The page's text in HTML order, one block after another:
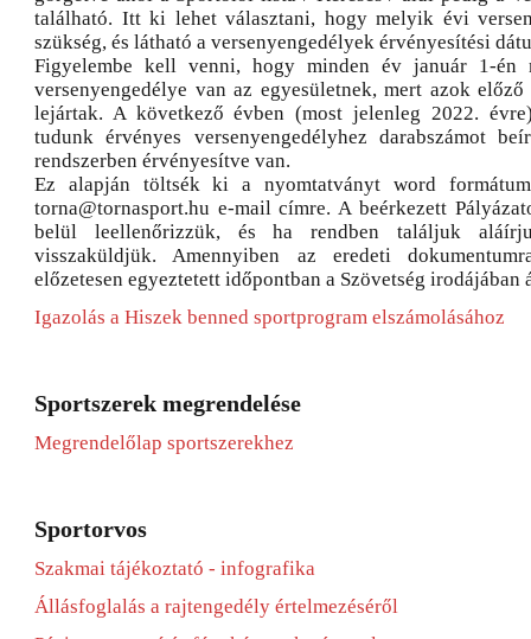
található. Itt ki lehet választani, hogy melyik évi
szükség, és látható a versenyengedélyek érvényesítési
Figyelembe kell venni, hogy minden év január 1-én
versenyengedélye van az egyesületnek, mert azok
lejártak. A következő évben (most jelenleg 2022.
tudunk érvényes versenyengedélyhez darabszámot
rendszerben érvényesítve van.
Ez alapján töltsék ki a nyomtatványt word
torna@tornasport.hu e-mail címre. A beérkezett
belül leellenőrizzük, és ha rendben találjuk
visszaküldjük. Amennyiben az eredeti
előzetesen egyeztetett időpontban a Szövetség irodájában
Igazolás a Hiszek benned sportprogram elszámolásához
Sportszerek megrendelése
Megrendelőlap sportszerekhez
Sportorvos
Szakmai tájékoztató - infografika
Állásfoglalás a rajtengedély értelmezéséről